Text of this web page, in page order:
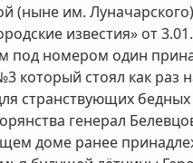
(ныне им.
известия» от
под номером один
который стоял как раз
странствующих бедных
генерал
доме ранее